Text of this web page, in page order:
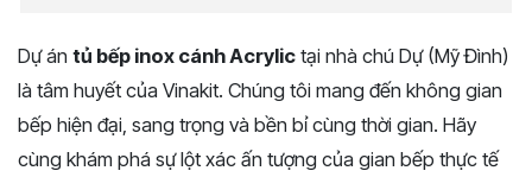
Dự án tủ bếp inox cánh Acrylic tại nhà chú Dự (Mỹ Đình)
là tâm huyết của Vinakit. Chúng tôi mang đến không gian
bếp hiện đại, sang trọng và bền bỉ cùng thời gian. Hãy
cùng khám phá sự lột xác ấn tượng của gian bếp thực tế